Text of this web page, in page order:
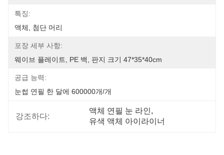
특징:
액체, 첨단 머리
포장 세부 사항:
웨이브 플레이트, PE 백, 판지 크기 47*35*40cm
공급 능력:
눈썹 연필 한 달에 600000개/개
강조하다:
액체 연필 눈 라인,
유색 액체 아이라이너